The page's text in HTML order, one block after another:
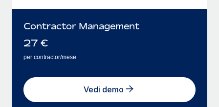
Contractor Management
27 €
per contractor/mese
Vedi demo